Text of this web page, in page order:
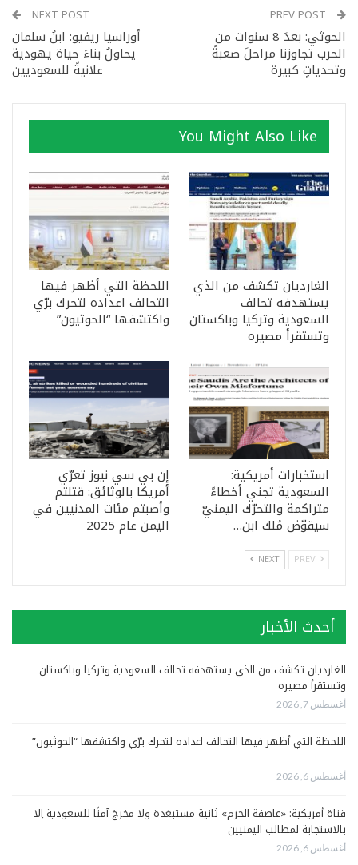
الحوثي: بعدَ 8 سنوات من
الحرب تجاوزنا مراحلَ صعبةً
وتحدياتٍ كبيرة
NEXT POST
أوراسيا ريفيو: ابنُ سلمان
يحاولُ بناءَ حياة يهودية
علانيةً للسعوديين
You Might Also Like
الغارديان تكشف من الذي
يستهدفه تحالف
السعودية وتركيا وباكستان
وتستقرأ مصيره
اللحظة التي أظهر فيها
التحالف اعداده لتحرك برّي
واكتشفها “الحوثيون”
استخبارات أمريكية:
السعودية تجني أخطاءً
متراكمة والتحرّك اليمنيّ
سيقوّض مُلك ابن…
إن بي سي نيوز تعرّي
أمريكا بالوثائق: قتلتم
وأصبتم مئات المدنيين في
اليمن عام 2025
NEXT
أحدث الأخبار
الغارديان تكشف من الذي يستهدفه تحالف السعودية وتركيا وباكستان
وتستقرأ مصيره
أغسطس 7, 2026
اللحظة التي أظهر فيها التحالف اعداده لتحرك برّي واكتشفها “الحوثيون”
أغسطس 6, 2026
قناة أمريكية: «عاصفة الحزم» ثانية مستبعَدة ولا مخرجَ آمنًا للسعودية إلا
بالاستجابة لمطالب اليمنيين
أغسطس 6, 2026